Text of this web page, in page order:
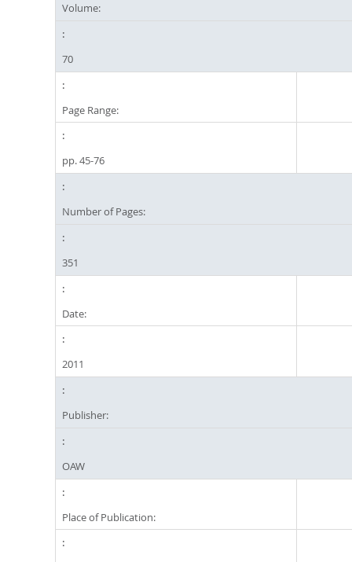
Volume:
70
Page Range:
pp. 45-76
Number of Pages:
351
Date:
2011
Publisher:
OAW
Place of Publication: